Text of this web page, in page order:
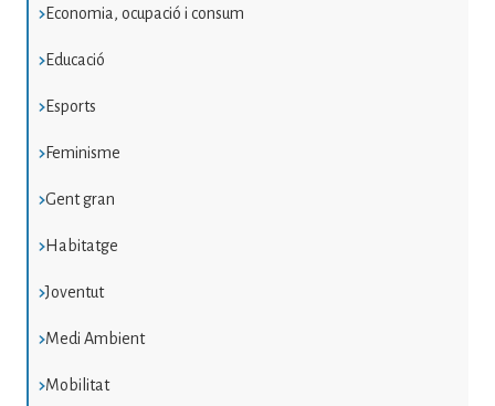
Economia, ocupació i consum
Educació
Esports
Feminisme
Gent gran
Habitatge
Joventut
Medi Ambient
Mobilitat